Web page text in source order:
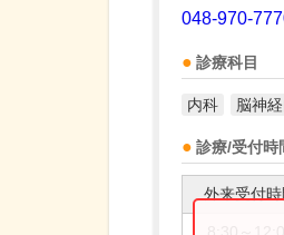
048-970-
診療科目
内科 脳神
診療/受付時
外来受付時